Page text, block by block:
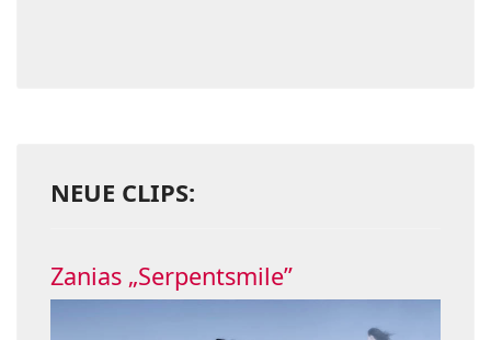
NEUE CLIPS:
Zanias „Serpentsmile”